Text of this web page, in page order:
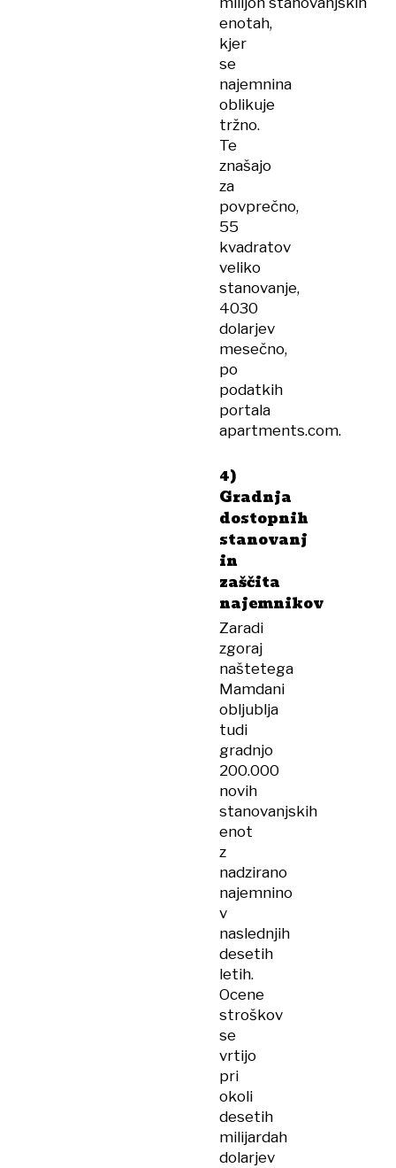
enotah,
kjer
se
najemnina
oblikuje
tržno.
Te
znašajo
za
povprečno,
55
kvadratov
veliko
stanovanje,
4030
dolarjev
mesečno,
po
podatkih
portala
apartments.com.
4)
Gradnja
dostopnih
stanovanj
in
zaščita
najemnikov
Zaradi
zgoraj
naštetega
Mamdani
obljublja
tudi
gradnjo
200.000
novih
stanovanjskih
enot
z
nadzirano
najemnino
v
naslednjih
desetih
letih.
Ocene
stroškov
se
vrtijo
pri
okoli
desetih
milijardah
dolarjev